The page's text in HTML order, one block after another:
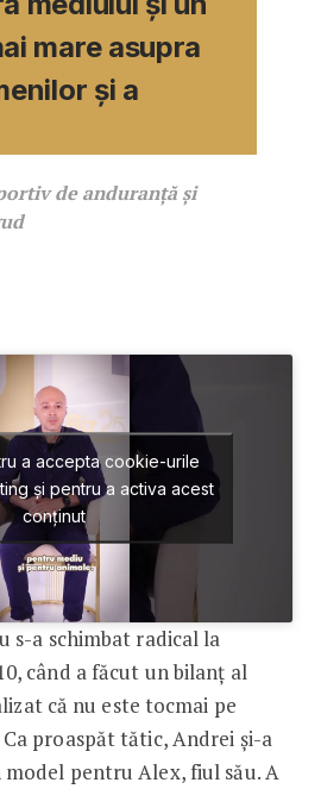
mare asupra
și a
de anduranță și
a accepta cookie-urile
și pentru a activa acest
conținut
s-a schimbat radical la
când a făcut un bilanț al
că nu este tocmai pe
proaspăt tătic, Andrei și-a
model pentru Alex, fiul său. A